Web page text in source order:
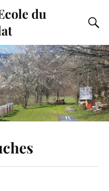
du